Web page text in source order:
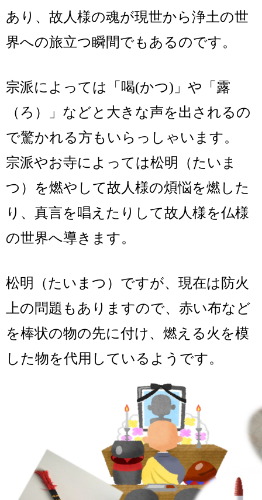
あり、故人様の魂が現世から浄土の世
界への旅立つ瞬間でもあるのです。
宗派によっては「喝(かつ)」や「露
（ろ）」などと大きな声を出されるの
で驚かれる方もいらっしゃいます。
宗派やお寺によっては松明（たいま
つ）を燃やして故人様の煩悩を燃した
り、真言を唱えたりして故人様を仏様
の世界へ導きます。
松明（たいまつ）ですが、現在は防火
上の問題もありますので、赤い布など
を棒状の物の先に付け、燃える火を模
した物を代用しているようです。